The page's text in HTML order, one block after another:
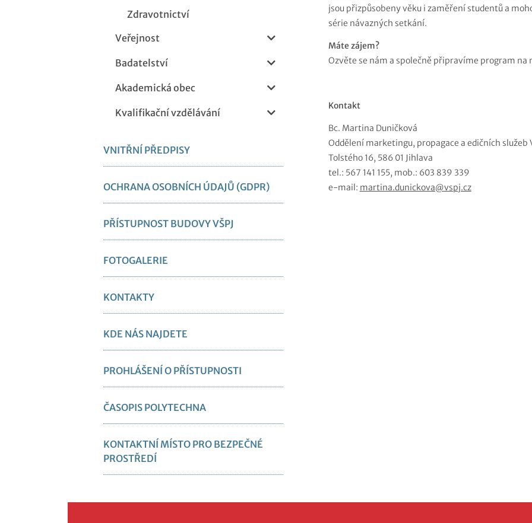
Zdravotnictví
Veřejnost
Badatelství
Akademická obec
Kvalifikační vzdělávání
VNITŘNÍ PŘEDPISY
OCHRANA OSOBNÍCH ÚDAJŮ (GDPR)
PŘÍSTUPNOST BUDOVY VŠPJ
FOTOGALERIE
KONTAKTY
KDE NÁS NAJDETE
PROHLÁŠENÍ O PŘÍSTUPNOSTI
ČASOPIS POLYTECHNA
KONTAKTNÍ MÍSTO PRO BEZPEČNÉ
PROSTŘEDÍ
jsou přizpůsobeny věku i zaměření studentů a
série návazných setkání.
Máte zájem?
Ozvěte se nám a společně připravíme program na
Kontakt
Bc. Martina Duničková
Oddělení marketingu, propagace a edičních služeb
Tolstého 16, 586 01 Jihlava
tel.: 567 141 155, mob.: 603 839 339
e-mail: martina.dunickova@vspj.cz